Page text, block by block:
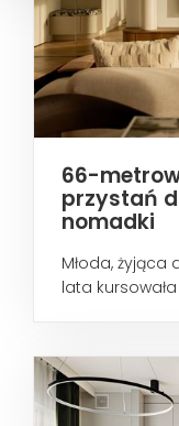
66-
przystań
nomadki
Młoda,
lata